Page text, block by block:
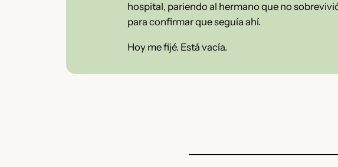
hospital, pariendo al hermano que no
para confirmar que seguía ahí.
Hoy me fijé. Está vacía.